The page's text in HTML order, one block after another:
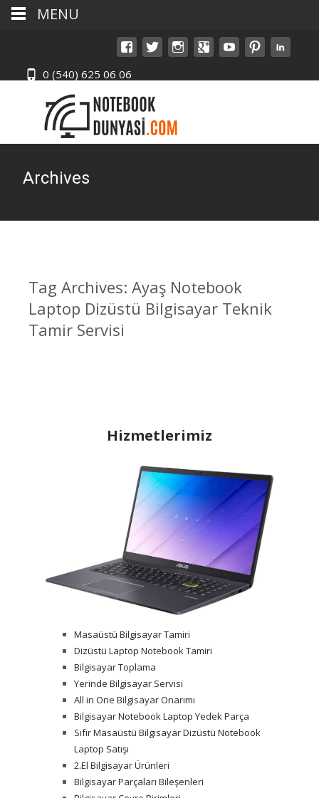
0 (540) 625 06 06
Archives
Tag Archives: Ayaş Notebook
Laptop Dizüstü Bilgisayar Teknik
Tamir Servisi
Hizmetlerimiz
Masaüstü Bilgisayar Tamiri
Dizüstü Laptop Notebook Tamiri
Bilgisayar Toplama
Yerinde Bilgisayar Servisi
All in One Bilgisayar Onarımı
Bilgisayar Notebook Laptop Yedek Parça
Sıfır Masaüstü Bilgisayar Dizüstü Notebook
Laptop Satışı
2.El Bilgisayar Ürünleri
Bilgisayar Parçaları Bileşenleri
MENU